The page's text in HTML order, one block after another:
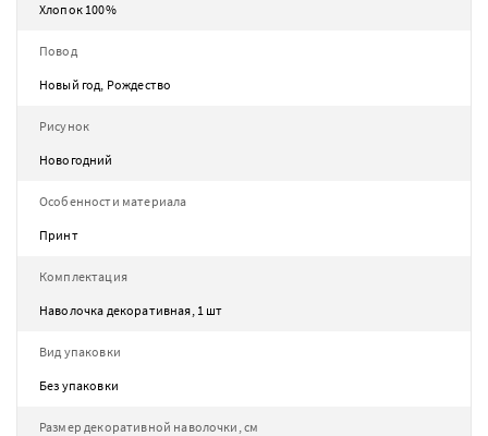
Хлопок 100%
Повод
Новый год, Рождество
Рисунок
Новогодний
Особенности материала
Принт
Комплектация
Наволочка декоративная, 1 шт
Вид упаковки
Без упаковки
Размер декоративной наволочки, см